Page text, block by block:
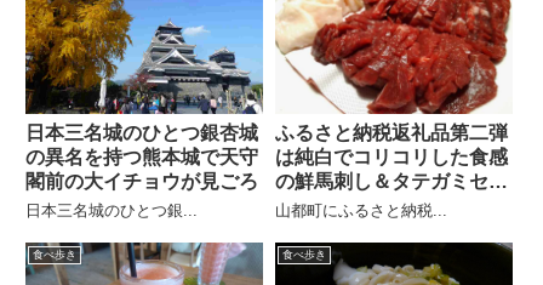
日本三名城のひとつ銀杏城
の異名を持つ熊本城で天守
閣前の大イチョウが見ごろ
日本三名城のひとつ銀...
ふるさと納税返礼品第二弾
は純白でコリコリした食感
の鮮馬刺し＆タテガミセッ
ト
山都町にふるさと納税...
食べ歩き 食べ歩き